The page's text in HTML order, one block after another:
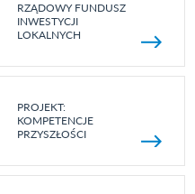
RZĄDOWY FUNDUSZ
INWESTYCJI
LOKALNYCH
PROJEKT:
KOMPETENCJE
PRZYSZŁOŚCI